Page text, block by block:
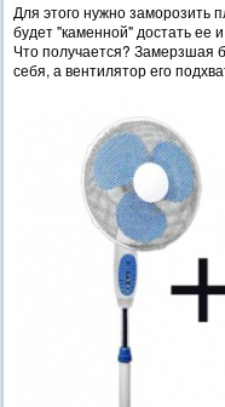
Для этого нужно заморозить
будет "каменной" достать ее
Что получается? Замерзшая
себя, а вентилятор его